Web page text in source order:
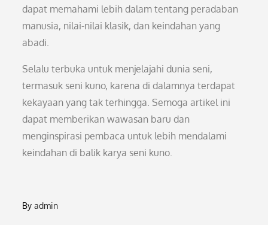
dapat memahami lebih dalam tentang peradaban
manusia, nilai-nilai klasik, dan keindahan yang
abadi.
Selalu terbuka untuk menjelajahi dunia seni,
termasuk seni kuno, karena di dalamnya terdapat
kekayaan yang tak terhingga. Semoga artikel ini
dapat memberikan wawasan baru dan
menginspirasi pembaca untuk lebih mendalami
keindahan di balik karya seni kuno.
Byadmin